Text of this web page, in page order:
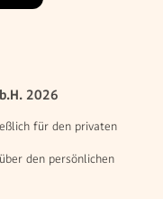
2026
für den privaten
den persönlichen